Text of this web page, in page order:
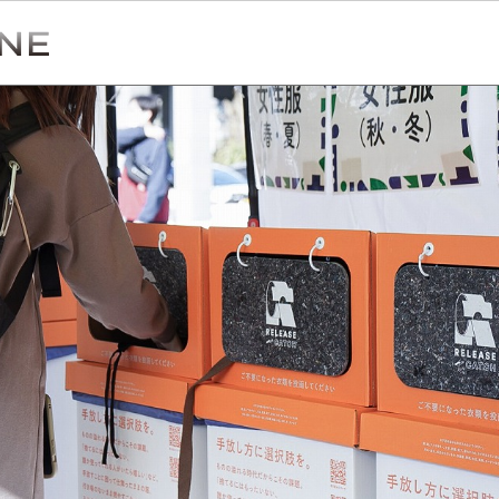
Simulation
CO₂削減効果を測る
Action list
アクションリスト